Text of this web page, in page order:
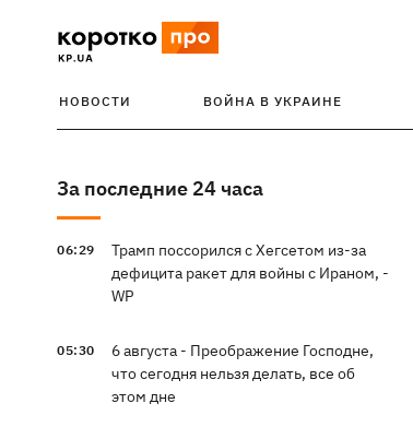
НОВОСТИ ВОЙНА В УКРАИНЕ
За последние 24 часа
06:29
Трамп поссорился с Хегсетом из-за
дефицита ракет для войны с Ираном, -
WP
05:30
6 августа - Преображение Господне,
что сегодня нельзя делать, все об
этом дне